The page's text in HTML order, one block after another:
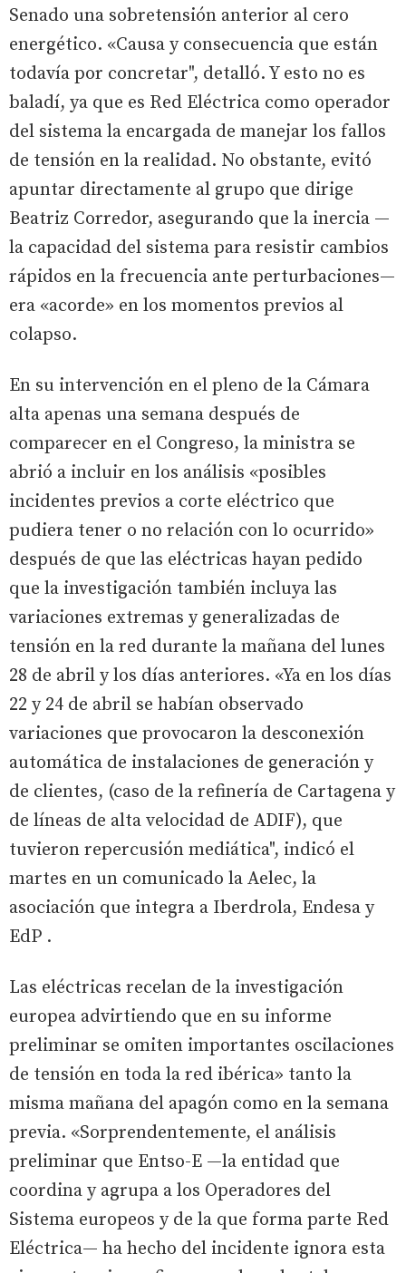
Senado una sobretensión anterior al cero
energético. «Causa y consecuencia que están
todavía por concretar", detalló. Y esto no es
baladí, ya que es Red Eléctrica como operador
del sistema la encargada de manejar los fallos
de tensión en la realidad. No obstante, evitó
apuntar directamente al grupo que dirige
Beatriz Corredor, asegurando que la inercia —
la capacidad del sistema para resistir cambios
rápidos en la frecuencia ante perturbaciones—
era «acorde» en los momentos previos al
colapso.
En su intervención en el pleno de la Cámara
alta apenas una semana después de
comparecer en el Congreso, la ministra se
abrió a incluir en los análisis «posibles
incidentes previos a corte eléctrico que
pudiera tener o no relación con lo ocurrido»
después de que las eléctricas hayan pedido
que la investigación también incluya las
variaciones extremas y generalizadas de
tensión en la red durante la mañana del lunes
28 de abril y los días anteriores. «Ya en los días
22 y 24 de abril se habían observado
variaciones que provocaron la desconexión
automática de instalaciones de generación y
de clientes, (caso de la refinería de Cartagena y
de líneas de alta velocidad de ADIF), que
tuvieron repercusión mediática", indicó el
martes en un comunicado la Aelec, la
asociación que integra a Iberdrola, Endesa y
EdP .
Las eléctricas recelan de la investigación
europea advirtiendo que en su informe
preliminar se omiten importantes oscilaciones
de tensión en toda la red ibérica» tanto la
misma mañana del apagón como en la semana
previa. «Sorprendentemente, el análisis
preliminar que Entso-E —la entidad que
coordina y agrupa a los Operadores del
Sistema europeos y de la que forma parte Red
Eléctrica— ha hecho del incidente ignora esta